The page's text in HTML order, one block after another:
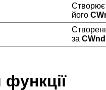
Створює
його
за CWnd